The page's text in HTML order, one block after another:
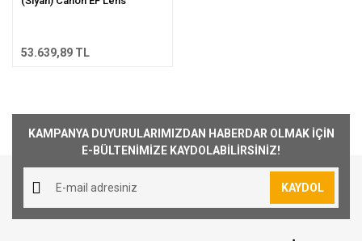
53.639,89 TL
KAMPANYA DUYURULARIMIZDAN HABERDAR OLMAK İÇİN
E-BÜLTENİMİZE KAYDOLABİLİRSİNİZ!
KAYDOL